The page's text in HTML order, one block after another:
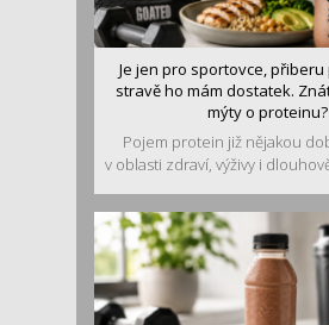
Je jen pro sportovce, přiberu
stravě ho mám dostatek.
mýty o proteinu?
Pojem protein již nějakou
v oblasti zdraví, výživy i